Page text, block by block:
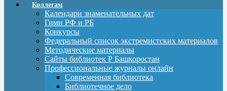
Коллегам
Календари знаменательных дат
Гимн РФ и РБ
Конкурсы
Федеральный список экстремистских материалов
Методические материалы
Сайты библиотек Р Башкоростан
Профессиональные журналы онлайн
Современная библиотека
Библиотечное дело